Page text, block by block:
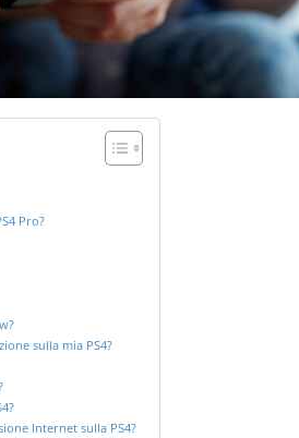
Pro?
sulla mia PS4?
Internet sulla PS4?